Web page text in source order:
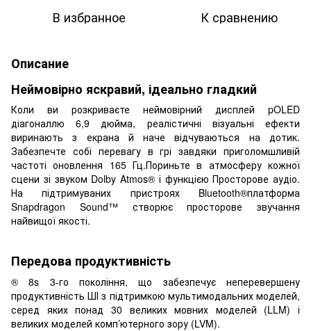
В избранное К сравнению
Описание
Неймовірно яскравий, ідеально гладкий
Коли ви розкриваєте неймовірний дисплей pOLED
діагоналлю 6,9 дюйма, реалістичні візуальні ефекти
виринають з екрана й наче відчуваються на дотик.
Забезпечте собі перевагу в грі завдяки приголомшливій
частоті оновлення 165 Гц.Пориньте в атмосферу кожної
сцени зі звуком Dolby Atmos® і функцією Просторове аудіо.
На підтримуваних пристроях Bluetooth®платформа
Snapdragon Sound™ створює просторове звучання
найвищої якості.
Передова продуктивність
® 8s 3-го покоління, що забезпечує неперевершену
продуктивність ШІ з підтримкою мультимодальних моделей,
серед яких понад 30 великих мовних моделей (LLM) і
великих моделей комп’ютерного зору (LVM).